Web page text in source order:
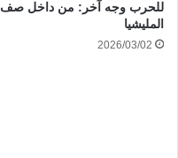
للحرب وجه آخر: من داخل صف
المليشيا
2026/03/02